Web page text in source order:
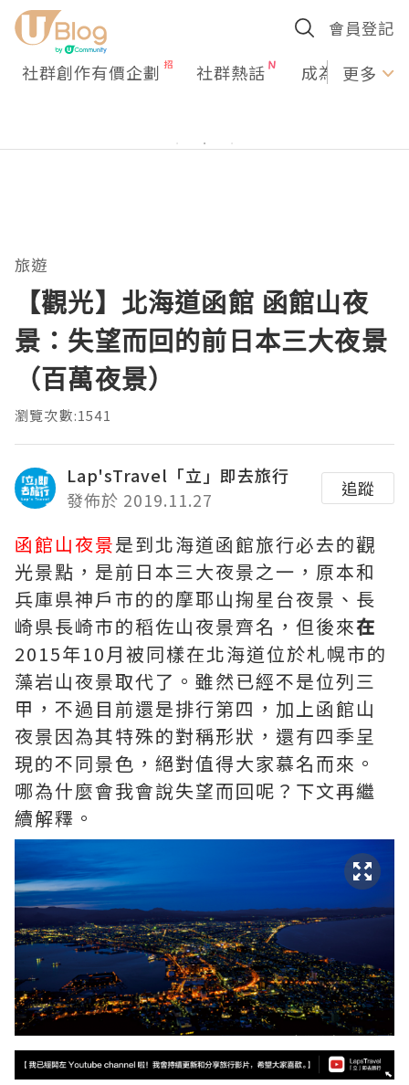
會員登記
社群創作有價企劃 社群熱話 成為U更多
旅遊
【觀光】北海道函館 函館山夜
景：失望而回的前日本三大夜景
（百萬夜景）
瀏覽次數:1541
Lap'sTravel「立」即去旅行
發佈於 2019.11.27
追蹤
函館山夜景是到北海道函館旅行必去的觀
光景點，是前日本三大夜景之一，原本和
兵庫県神戶市的的摩耶山掬星台夜景、長
崎県長崎市的稻佐山夜景齊名，但後來在
2015年10月被同樣在北海道位於札幌市的
藻岩山夜景取代了。雖然已經不是位列三
甲，不過目前還是排行第四，加上函館山
夜景因為其特殊的對稱形狀，還有四季呈
現的不同景色，絕對值得大家慕名而來。
哪為什麼會我會說失望而回呢？下文再繼
續解釋。